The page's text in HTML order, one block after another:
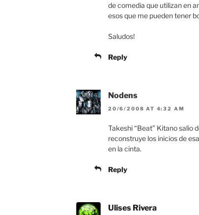
de comedia que utilizan en
esos que me pueden tener
Saludos!
Reply
Nodens
20/6/2008 AT 4:32 AM
Takeshi “Beat” Kitano salio
reconstruye los inicios de
en la cinta.
Reply
Ulises Rivera